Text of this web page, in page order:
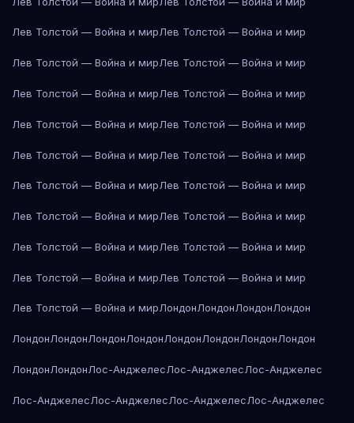
Лев Толстой — Война и мирЛев Толстой — Война и мир
Лев Толстой — Война и мирЛев Толстой — Война и мир
Лев Толстой — Война и мирЛев Толстой — Война и мир
Лев Толстой — Война и мирЛев Толстой — Война и мир
Лев Толстой — Война и мирЛев Толстой — Война и мир
Лев Толстой — Война и мирЛев Толстой — Война и мир
Лев Толстой — Война и мирЛев Толстой — Война и мир
Лев Толстой — Война и мирЛев Толстой — Война и мир
Лев Толстой — Война и мирЛев Толстой — Война и мир
Лев Толстой — Война и мирЛондонЛондонЛондонЛондон
ЛондонЛондонЛондонЛондонЛондонЛондонЛондонЛондон
ЛондонЛондонЛос-АнджелесЛос-АнджелесЛос-Анджелес
Лос-АнджелесЛос-АнджелесЛос-АнджелесЛос-Анджелес